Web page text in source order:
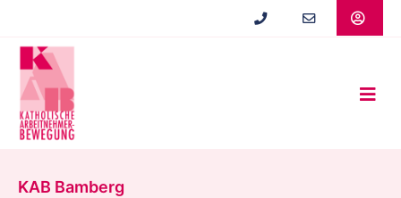
springen
KAB Bamberg